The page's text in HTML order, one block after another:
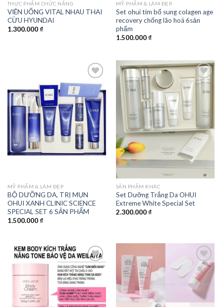
THỰC PHẨM CHỨC NĂNG
VIÊN UỐNG VITAL NHAU THAI
CỪU HYUNDAI
1.300.000₫
MỸ PHẨM & LÀM ĐẸP
Set ohui tím bổ sung colagen age
recovery chống lão hoá 6sản
phẩm
1.500.000₫
Add to
wishlist
MỸ PHẨM & LÀM ĐẸP
BỘ DƯỠNG DA, TRỊ MỤN
OHUI XANH CLINIC SCIENCE
SPECIAL SET 6 SẢN PHẨM
1.500.000₫
Add to
wishlist
SẢN PHẨM KHÁC
Set Dưỡng Trắng Da OHUI
Extreme White Special Set
2.300.000₫
Add to
wishlist
Add to
wishlist